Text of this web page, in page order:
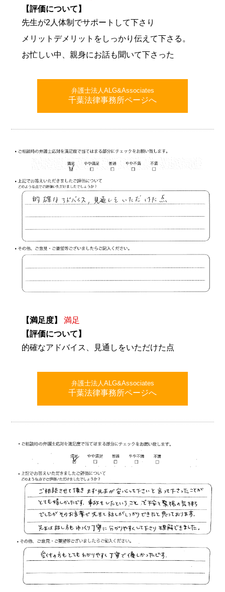
【評価について】
先生が2人体制でサポートして下さり
メリットデメリットをしっかり伝えて下さる。
お忙しい中、親身にお話も聞いて下さった
弁護士法人ALG&Associates
千葉法律事務所ページへ
【満足度】
満足
【評価について】
的確なアドバイス、見通しをいただけた点
弁護士法人ALG&Associates
千葉法律事務所ページへ